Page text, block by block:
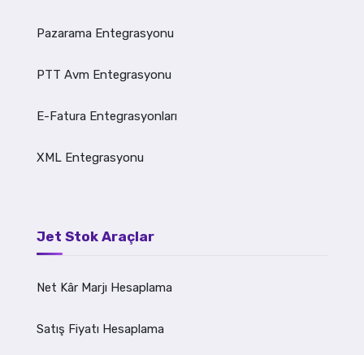
Pazarama Entegrasyonu
PTT Avm Entegrasyonu
E-Fatura Entegrasyonları
XML Entegrasyonu
Jet Stok Araçlar
Net Kâr Marjı Hesaplama
Satış Fiyatı Hesaplama